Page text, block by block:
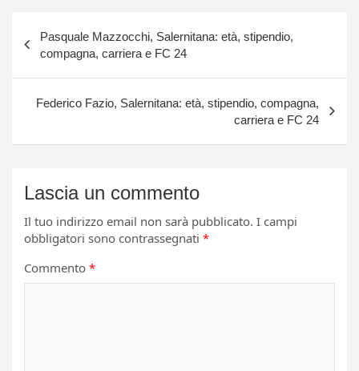
articoli
Pasquale Mazzocchi, Salernitana: età, stipendio,
compagna, carriera e FC 24
Federico Fazio, Salernitana: età, stipendio, compagna,
carriera e FC 24
Lascia un commento
Il tuo indirizzo email non sarà pubblicato. I campi
obbligatori sono contrassegnati *
Commento *